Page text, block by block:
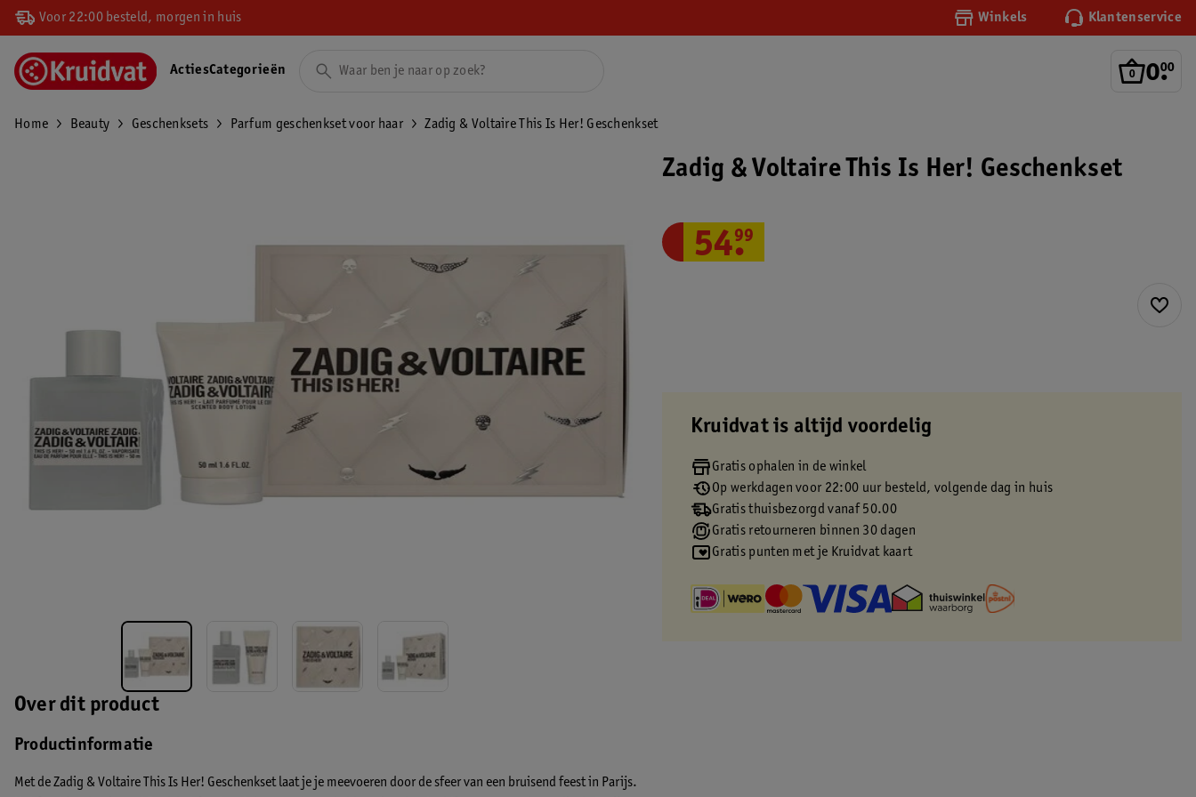
Voor 22:00 besteld, morgen in huis Winkels Klantenservice
0.
00
ActiesCategorieën
Home Beauty Geschenksets Parfum geschenkset voor haar Zadig & Voltaire This Is Her! Geschenkset
Over dit product
Productinformatie
Met de Zadig & Voltaire This Is Her! Geschenkset laat je je meevoeren door de sfeer van een bruisend feest in Parijs.
Zadig & Voltaire This Is Her! Geschenkset
54.
99
Kruidvat is altijd voordelig
Gratis ophalen in de winkel
Op werkdagen voor 22:00 uur besteld, volgende dag in huis
Gratis thuisbezorgd vanaf 50.00
Gratis retourneren binnen 30 dagen
Gratis punten met je Kruidvat kaart